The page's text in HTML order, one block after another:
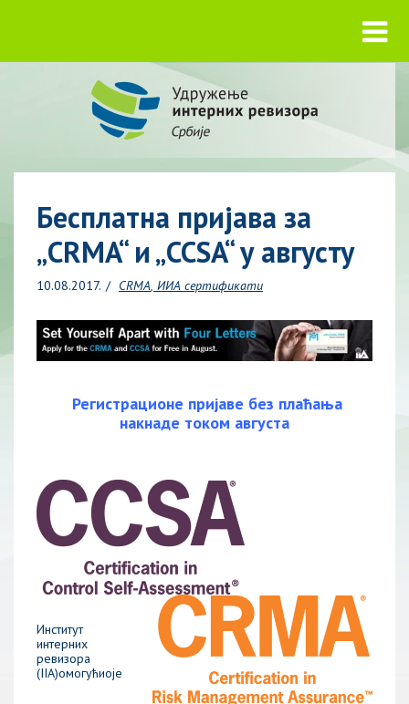
Бесплатна пријава за
„CRMA“ и „CCSA“ у августу
10.08.2017. CRMA ИИА сертификати
Регистрационе пријаве без плаћања
накнаде током августа
Институт
интерних
ревизора
(IIA)омогућиоје